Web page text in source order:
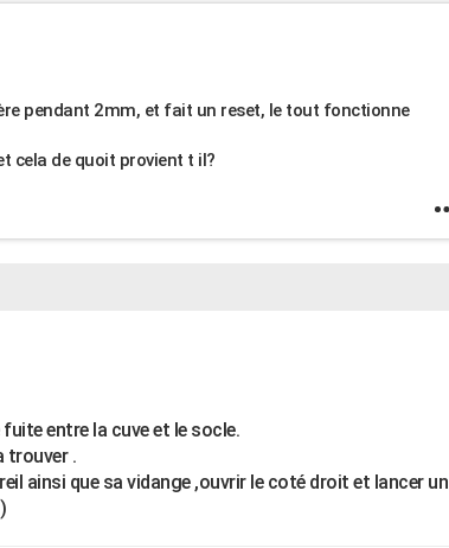
pendant 2mm, et fait un reset, le tout fonctionne
cela de quoit provient t il?
entre la cuve et le socle.
trouver .
ainsi que sa vidange ,ouvrir le coté droit et lancer un